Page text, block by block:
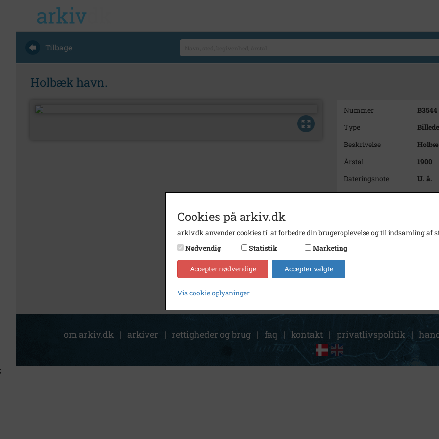
Tilbage
Holbæk havn.
Nummer
B3544
Type
Beskrivelse
Årstal
1900
Dateringsnote
U. å.
Fotograf
Arkiv
om arkiv.dk | arkiver | rettigheder og brug | faq | kontakt | privatlivspolitik |
Cookies på arkiv.dk
arkiv.dk anvender cookies til at forbedre din brugeroplevelse og til indsamling af
Nødvendig
Statistik Marketing
Accepter nødvendige Accepter valgte
Vis cookie oplysninger
;